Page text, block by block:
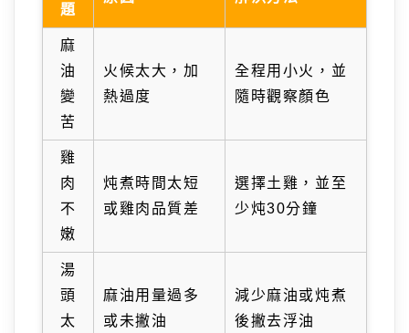
題
麻
油
變
苦
火候太大，加
熱過度
全程用小火，並
隨時觀察顏色
雞
肉
不
嫩
炖煮時間太短
或雞肉品質差
選擇土雞，並至
少炖30分鐘
湯
頭
太
麻油用量過多
或未撇油
減少麻油或炖煮
後撇去浮油